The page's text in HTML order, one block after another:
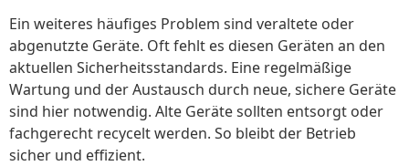
Ein weiteres häufiges Problem sind veraltete oder
abgenutzte Geräte. Oft fehlt es diesen Geräten an den
aktuellen Sicherheitsstandards. Eine regelmäßige
Wartung und der Austausch durch neue, sichere Geräte
sind hier notwendig. Alte Geräte sollten entsorgt oder
fachgerecht recycelt werden. So bleibt der Betrieb
sicher und effizient.